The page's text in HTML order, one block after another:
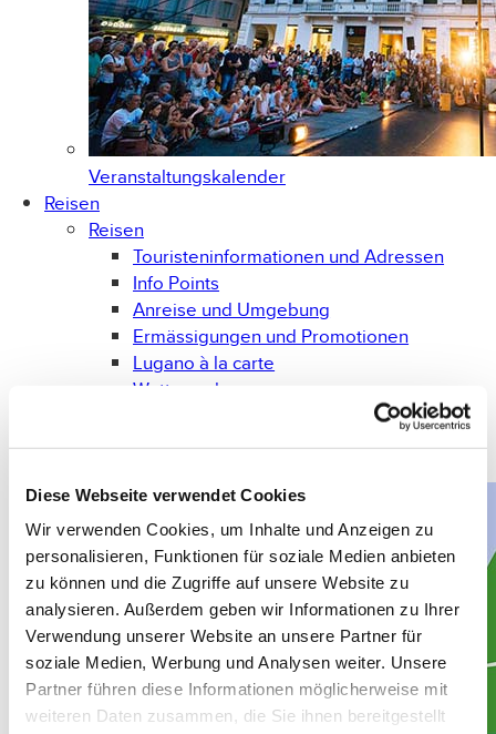
Diese Webseite verwendet Cookies
Wir verwenden Cookies, um Inhalte und Anzeigen zu
personalisieren, Funktionen für soziale Medien anbieten
zu können und die Zugriffe auf unsere Website zu
analysieren. Außerdem geben wir Informationen zu Ihrer
Verwendung unserer Website an unsere Partner für
soziale Medien, Werbung und Analysen weiter. Unsere
Partner führen diese Informationen möglicherweise mit
weiteren Daten zusammen, die Sie ihnen bereitgestellt
Veranstaltungskalender
Reisen
Reisen
Touristeninformationen und Adressen
Info Points
Anreise und Umgebung
Ermässigungen und Promotionen
Lugano à la carte
Wettervorhersage
Gadget